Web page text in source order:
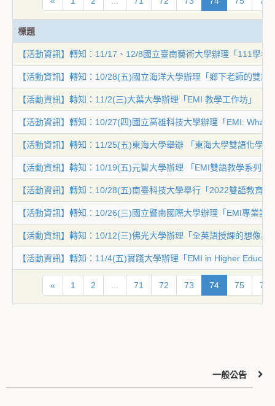
標題
【活動資訊】轉知：11/17、12/8國立臺南藝術大學辦理「111學
【活動資訊】轉知：10/28(五)國立海洋大學辦理「鄉下老師的雙語
【活動資訊】轉知：11/2(三)大葉大學辦理「EMI 教學工作坊」
【活動資訊】轉知：10/27(四)國立高雄科技大學辦理「EMI:
【活動資訊】轉知：11/25(五)東海大學舉辦 「東海大學雙語化學
【活動資訊】轉知：10/19(五)元智大學辦理 「EMI雙語教學系列講
【活動資訊】轉知：10/28(五)南臺科技大學舉行「2022雙語教育
【活動資訊】轉知：10/26(三)國立暨南國際大學辦理「EMI專業課
【活動資訊】轉知：10/12(三)佛光大學辦理「全英語授課的想像與
【活動資訊】轉知：11/4(五)實踐大學辦理「EMI in Higher
« 1 2 71 72 73 74 75 76
一般公告